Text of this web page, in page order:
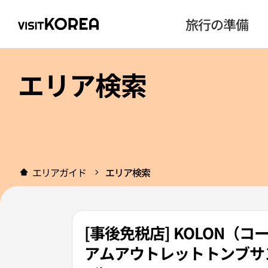
旅行の準備
エリア検索
エリアガイド エリア検索
[事後免税店] KOLON（コ
アムアウトレットトンブ